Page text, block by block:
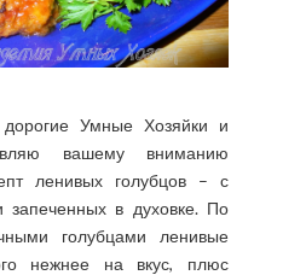
дорогие Умные Хозяйки и
вашему вниманию
ленивых голубцов – с
запеченных в духовке. По
голубцами ленивые
нежнее на вкус, плюс